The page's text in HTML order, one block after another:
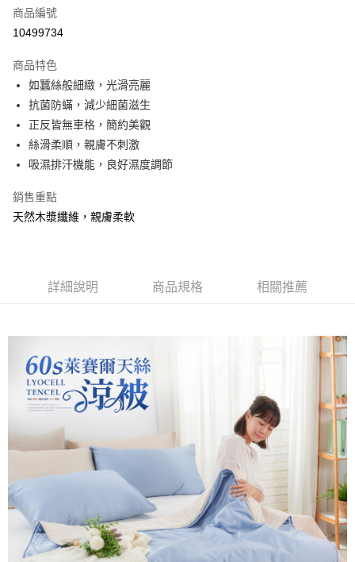
信用卡分期付款
合作金庫商業銀行
華南商業銀行
上海商業儲蓄銀行
國泰世華商業銀行
臺灣中小企業銀行
匯豐（台灣）商業銀行
聯邦商業銀行
元大商業銀行
台新國際商業銀行
超商取貨付款
LINE Pay
Apple Pay
悠遊付
Google Pay
全盈+PAY
【大哥付你分期使用說明】
流程，驗證手機門號後，選擇欲分期的期數、繳款截止日，確認付款後即完
3.實際核准額度、可分期數及費用金額請依後續交易確認頁面所載為準。
4.訂單成立30分鐘內，如未前往確認交易或遇審核未通過，訂單將自動取
消。如遇「轉專審核」未通過狀況，表示未達大哥付你分期系統評分，恕無
法說明評估內容。
1.分期款項不併入電信帳單，「大哥付你分期」於每月結算日後寄送繳費提
醒簡訊。
2.透過簡訊連結打開帳單後，可選擇「超商條碼／台灣大直營門市／銀行轉
帳／街口支付／iPASS MONEY」等通路繳費。
1.本服務係由「台灣大哥大股份有限公司」（以下簡稱本公司）所提供，讓
用戶於交易時，得透過本服務購買商品或服務，並由商店將買賣／分期付款
買賣價金債權讓與本公司後，依約使用本公司帳單繳交帳款。
AFTEE先享後付是「在收到商品之後才付款」的支付方式。 讓您購物簡單
便利好安心！
１．簡單：不需註冊會員、不需綁卡、不需儲值。
２．便利：只要手機號碼，簡訊認證，即可結帳。
３．安心：先確認商品／服務後，再付款。
【「AFTEE先享後付」結帳流程】
１．於結帳方式選擇「AFTEE先享後付」後，將跳轉至「AFTEE先享後付」
結帳頁面，進行簡訊認證並確認金額後，即可完成結帳。
２．訂單成立數日內，您將收到繳費通知簡訊。
３．收到繳費通知簡訊後14天內，點擊此簡訊中的連結，可透過四大超商／
ATM／網路銀行／等多元方式進行付款，方視為交易完成。
※ 請注意：結帳手續完成當下不需立刻繳費，但若您需要取消訂單，請聯絡
購買商品的店家。未經商家同意取消之訂單仍視為有效，需透過AFTEE先享
後付繳納相關費用。
相關說明
「Hami Point」為中華電信所提供之點數服務，可於會員專區綁定中華電信
會員帳號後，即可在購物車使用 Hami Point 折抵消費金額 (1點等於1元)。
ATM付款
運送方式
每筆NT$60，滿NT$999(含以上)免運費
付款後全家取貨
每筆NT$60，滿NT$999(含以上)免運費
商品編號
10499734
商品特色
如蠶絲般細緻，光滑亮麗
抗菌防蟎，減少細菌滋生
正反皆無車格，簡約美觀
絲滑柔順，親膚不刺激
吸濕排汗機能，良好濕度調節
銷售重點
天然木漿纖維，親膚柔軟
詳細說明 商品規格 相關推薦